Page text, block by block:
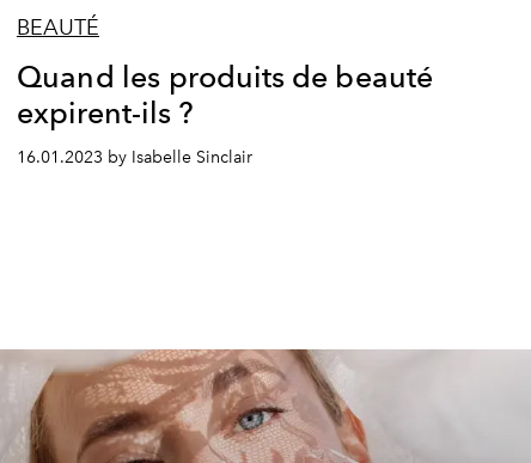
BEAUTÉ
Quand les produits de beauté
expirent-ils ?
16.01.2023 by Isabelle Sinclair